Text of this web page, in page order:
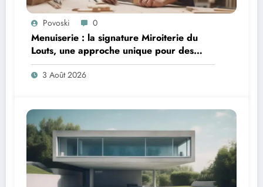
Povoski 0
Menuiserie : la signature Miroiterie du
Louts, une approche unique pour des
besoins spécifiques
3 Août 2026